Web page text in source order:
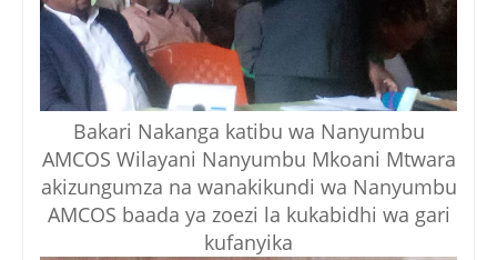
Bakari Nakanga katibu wa Nanyumbu
AMCOS Wilayani Nanyumbu Mkoani Mtwara
akizungumza na wanakikundi wa Nanyumbu
AMCOS baada ya zoezi la kukabidhi wa gari
kufanyika